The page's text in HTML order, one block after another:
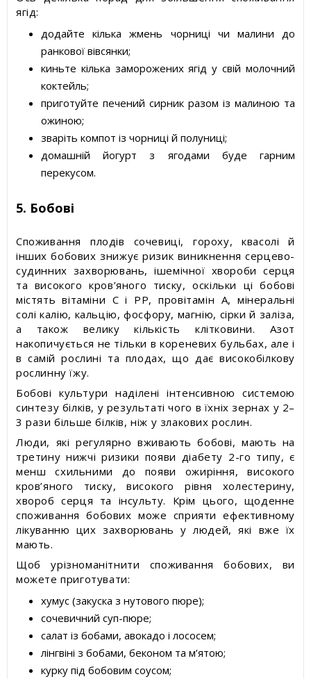
ягід:
додайте кілька жмень чорниці чи малини до
ранкової вівсянки;
киньте кілька заморожених ягід у свій молочний
коктейль;
приготуйте печений сирник разом із малиною та
ожиною;
зваріть компот із чорниці й полуниці;
домашній йогурт з ягодами буде гарним
перекусом.
5. Бобові
Споживання плодів сочевиці, гороху, квасолі й
інших бобових знижує ризик виникнення серцево-
судинних захворювань, ішемічної хвороби серця
та високого кров’яного тиску, оскільки ці бобові
містять вітаміни С і РР, провітамін А, мінеральні
солі калію, кальцію, фосфору, магнію, сірки й заліза,
а також велику кількість клітковини. Азот
накопичується не тільки в кореневих бульбах, але і
в самій рослині та плодах, що дає високобілкову
рослинну їжу.
Бобові культури наділені інтенсивною системою
синтезу білків, у результаті чого в їхніх зернах у 2–
3 рази більше білків, ніж у злакових рослин.
Люди, які регулярно вживають бобові, мають на
третину нижчі ризики появи діабету 2-го типу, є
менш схильними до появи ожиріння, високого
кров’яного тиску, високого рівня холестерину,
хвороб серця та інсульту. Крім цього, щоденне
споживання бобових може сприяти ефективному
лікуванню цих захворювань у людей, які вже їх
мають.
Щоб урізноманітнити споживання бобових, ви
можете приготувати:
хумус (закуска з нутового пюре);
сочевичний суп-пюре;
салат із бобами, авокадо і лососем;
лінгвіні з бобами, беконом та м’ятою;
курку під бобовим соусом;